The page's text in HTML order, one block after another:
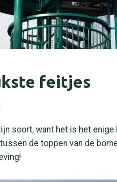
feitjes
soort, want het is het
de toppen van de